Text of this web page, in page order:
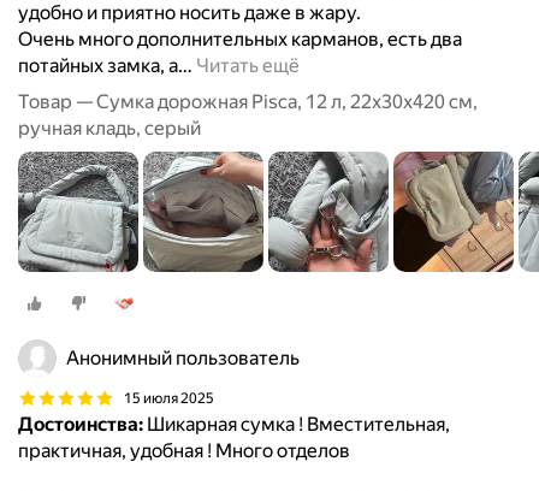
удобно и приятно носить даже в жару.
Очень много дополнительных карманов, есть два
потайных замка, а… Читать ещё
Товар — Сумка дорожная Pisca, 12 л, 22х30х420 см,
ручная кладь, серый
Анонимный пользователь
15 июля 2025
Достоинства: Шикарная сумка ! Вместительная,
практичная, удобная ! Много отделов